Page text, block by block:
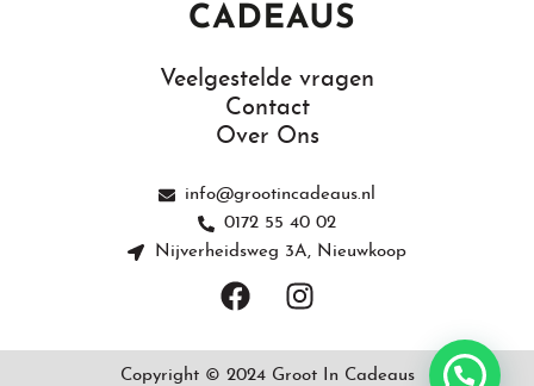
Veelgestelde vragen
Contact
Over Ons
info@grootincadeaus.nl
0172 55 40 02
Nijverheidsweg 3A, Nieuwkoop
F
a
e
I
n
t
Copyright © 2024 Groot In Cadeaus